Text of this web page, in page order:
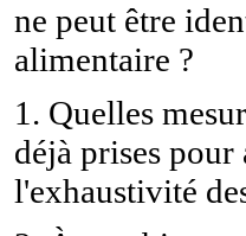
ne peut être
alimentaire ?
1. Quelles
déjà prises
l'exhaustivité